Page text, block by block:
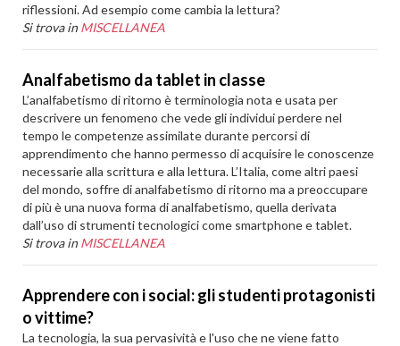
riflessioni. Ad esempio come cambia la lettura?
Si trova in MISCELLANEA
Analfabetismo da tablet in classe
L’analfabetismo di ritorno è terminologia nota e usata per
descrivere un fenomeno che vede gli individui perdere nel
tempo le competenze assimilate durante percorsi di
apprendimento che hanno permesso di acquisire le conoscenze
necessarie alla scrittura e alla lettura. L’Italia, come altri paesi
del mondo, soffre di analfabetismo di ritorno ma a preoccupare
di più è una nuova forma di analfabetismo, quella derivata
dall’uso di strumenti tecnologici come smartphone e tablet.
Si trova in MISCELLANEA
Apprendere con i social: gli studenti protagonisti
o vittime?
La tecnologia, la sua pervasività e l'uso che ne viene fatto